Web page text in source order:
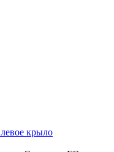
крыло